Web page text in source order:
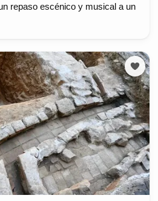
repaso escénico y musical a un